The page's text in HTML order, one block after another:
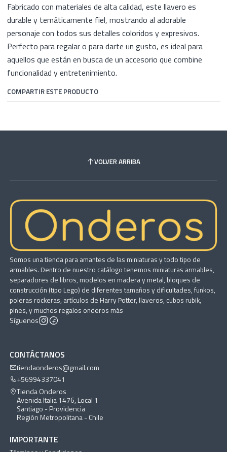
Fabricado con materiales de alta calidad, este llavero es
durable y temáticamente fiel, mostrando al adorable
personaje con todos sus detalles coloridos y expresivos.
Perfecto para regalar o para darte un gusto, es ideal para
aquellos que están en busca de un accesorio que combine
funcionalidad y entretenimiento.
COMPARTIR ESTE PRODUCTO
VOLVER ARRIBA
Somos una tienda para amantes de las miniaturas y todo tipo de
armables. Dentro de nuestro catálogo tenemos miniaturas armables,
separadores de libros, modelos en madera y metal, bloques de
construcción (tipo Lego) de diferentes tamaños y dificultades, funkos,
poleras rockeras, artículos de Harry Potter, llaveros, cubos rubik,
pines, y muchos regalos onderos más
Síguenos
CONTÁCTANOS
tiendaonderos@gmail.com
+56994337041
Tienda Onderos
Avenida Italia 1476, Local 1
Santiago - Providencia
Región Metropolitana - Chile
IMPORTANTE